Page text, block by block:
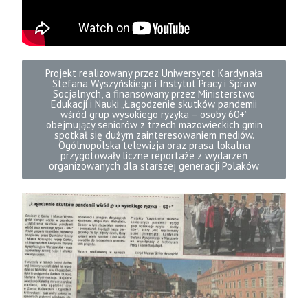
Projekt realizowany przez Uniwersytet Kardynała
Stefana Wyszyńskiego i Instytut Pracy i Spraw
Socjalnych, a finansowany przez Ministerstwo
Edukacji i Nauki „Łagodzenie skutków pandemii
wśród grup wysokiego ryzyka – osoby 60+”
obejmujący seniorów z trzech mazowieckich gmin
spotkał się dużym zainteresowaniem mediów.
Ogólnopolska telewizja oraz prasa lokalna
przygotowały liczne reportaże z wydarzeń
organizowanych dla starszej generacji Polaków